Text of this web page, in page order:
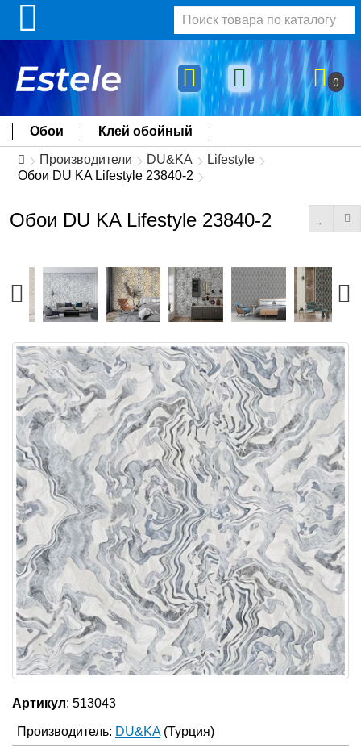
0
Обои Клей обойный
Производители DU&KA
Lifestyle
Обои DU KA Lifestyle 23840-2
Обои DU KA Lifestyle 23840-2
Артикул: 513043
Производитель: DU&KA (Турция)